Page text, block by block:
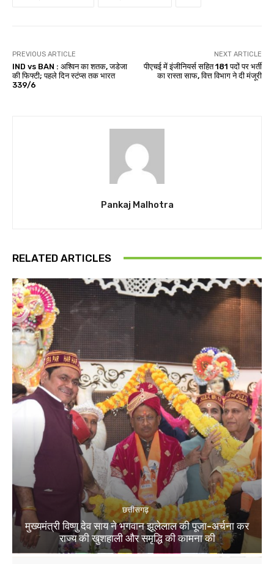
PREVIOUS ARTICLE
IND vs BAN : अश्विन का शतक, जडेजा
की फिफ्टी; पहले दिन स्टंप्स तक भारत
339/6
NEXT ARTICLE
पीएचई में इंजीनियर्स सहित 181 पदों पर भर्ती
का रास्ता साफ, वित्त विभाग ने दी मंजूरी
Pankaj Malhotra
RELATED ARTICLES
छत्तीसगढ़
मुख्यमंत्री विष्णु देव साय ने भगवान झूलेलाल की पूजा-अर्चना कर
राज्य की खुशहाली और समृद्धि की कामना की